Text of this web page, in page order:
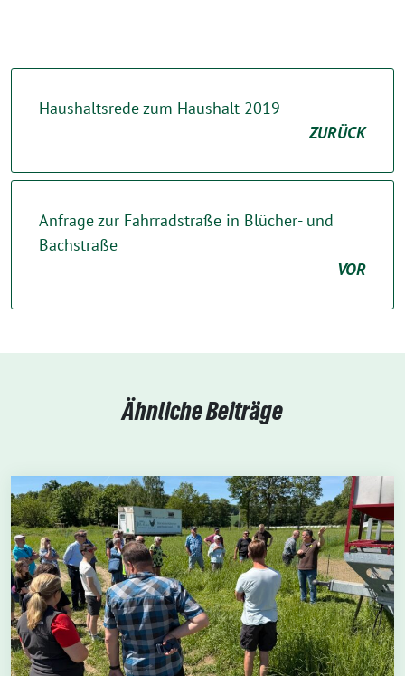
Haushaltsrede zum Haushalt 2019
ZURÜCK
Anfrage zur Fahrradstraße in Blücher- und
Bachstraße
VOR
Ähnliche Beiträge